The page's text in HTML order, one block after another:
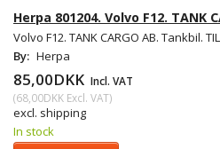
Herpa 801204. Volvo F12. TANK
Volvo F12. TANK CARGO AB. Tankbil.
By: Herpa
85,00DKK Incl. VAT
(68,00DKK Excl. VAT)
excl. shipping
In stock